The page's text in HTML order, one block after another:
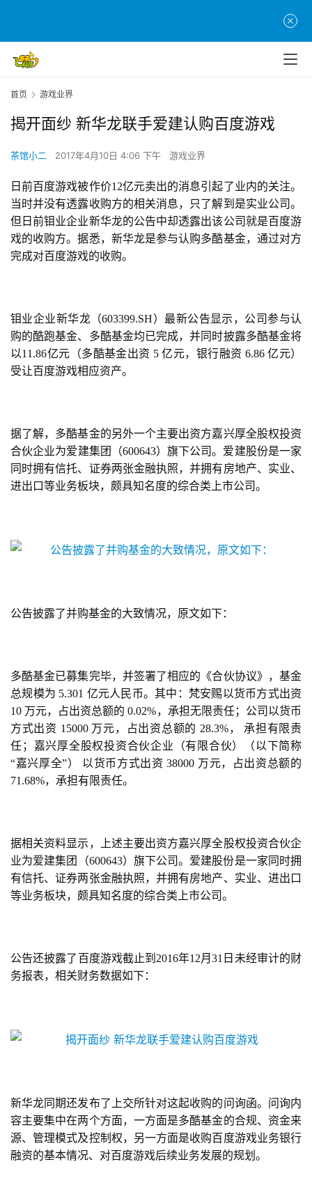
页
茶
游
戏
业
界
手
机
单
机
游
闲
游
2
第
十
三
届
首页 游戏业界
揭开面纱 新华龙联手爱建认购百度游戏
茶馆小二 2017年4月10日 4:06 下午 游戏业界
日前百度游戏被作价12亿元卖出的消息引起了业内的关注。
当时并没有透露收购方的相关消息，只了解到是实业公司。
但日前钼业企业新华龙的公告中却透露出该公司就是百度游
戏的收购方。据悉，新华龙是参与认购多酷基金，通过对方
完成对百度游戏的收购。
钼业企业新华龙（603399.SH）最新公告显示，公司参与认
购的酷跑基金、多酷基金均已完成，并同时披露多酷基金将
以11.86亿元（多酷基金出资 5 亿元，银行融资 6.86 亿元）
受让百度游戏相应资产。
据了解，多酷基金的另外一个主要出资方嘉兴厚全股权投资
合伙企业为爱建集团（600643）旗下公司。爱建股份是一家
同时拥有信托、证券两张金融执照，并拥有房地产、实业、
进出口等业务板块，颇具知名度的综合类上市公司。
公告披露了并购基金的大致情况，原文如下：
多酷基金已募集完毕，并签署了相应的《合伙协议》，基金
总规模为 5.301 亿元人民币。其中：梵安赐以货币方式出资
10 万元，占出资总额的 0.02%，承担无限责任；公司以货币
方式出资 15000 万元，占出资总额的 28.3%， 承担有限责
任；嘉兴厚全股权投资合伙企业（有限合伙）（以下简称
“嘉兴厚全”） 以货币方式出资 38000 万元，占出资总额的
71.68%，承担有限责任。
据相关资料显示，上述主要出资方嘉兴厚全股权投资合伙企
业为爱建集团（600643）旗下公司。爱建股份是一家同时拥
有信托、证券两张金融执照，并拥有房地产、实业、进出口
等业务板块，颇具知名度的综合类上市公司。
公告还披露了百度游戏截止到2016年12月31日未经审计的财
务报表，相关财务数据如下：
新华龙同期还发布了上交所针对这起收购的问询函。问询内
容主要集中在两个方面，一方面是多酷基金的合规、资金来
源、管理模式及控制权，另一方面是收购百度游戏业务银行
融资的基本情况、对百度游戏后续业务发展的规划。